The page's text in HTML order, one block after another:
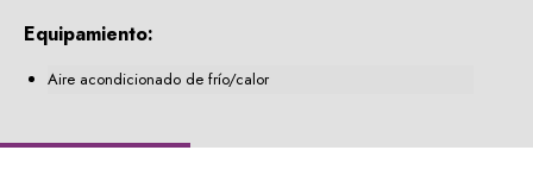
Equipamiento:
Aire acondicionado de frío/calor